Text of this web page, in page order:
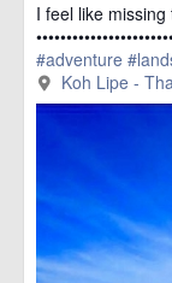
I feel like
#adventure
href=https://
more
Koh Lipe -